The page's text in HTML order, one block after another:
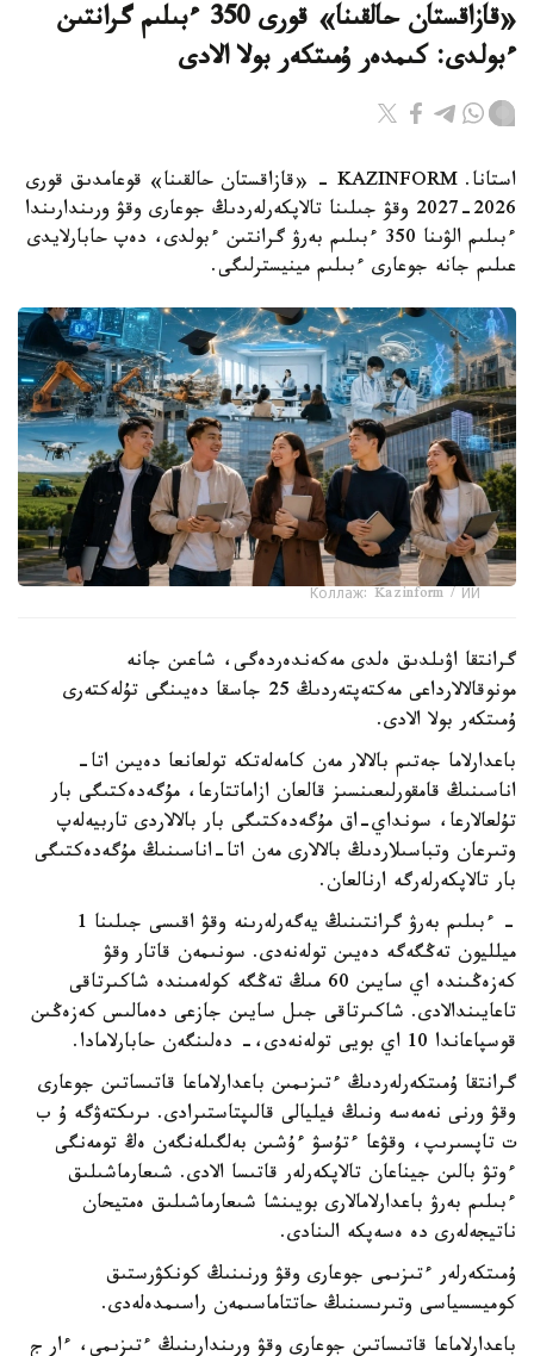
«قازاقستان حالقىنا» قورى 350 ءبىلىم گرانتىن
ءبولدى: كىمدەر ۇمىتكەر بولا الادى
استانا. KAZINFORM - «قازاقستان حالقىنا» قوعامدىق قورى
2026-2027 وقۋ جىلىنا تالاپكەرلەردىڭ جوعارى وقۋ ورىندارىندا
ءبىلىم الۋىنا 350 ءبىلىم بەرۋ گرانتىن ءبولدى، دەپ حابارلايدى
عىلىم جانە جوعارى ءبىلىم مينيسترلىگى.
Коллаж: Kazinform / ИИ
گرانتقا اۋىلدىق ەلدى مەكەندەردەگى، شاعىن جانە
مونوقالالارداعى مەكتەپتەردىڭ 25 جاسقا دەيىنگى تۇلەكتەرى
ۇمىتكەر بولا الادى.
باعدارلاما جەتىم بالالار مەن كامەلەتكە تولعانعا دەيىن اتا-
اناسىنىڭ قامقورلىعىنسىز قالعان ازاماتتارعا، مۇگەدەكتىگى بار
تۇلعالارعا، سونداي-اق مۇگەدەكتىگى بار بالالاردى تاربيەلەپ
وتىرعان وتباسىلاردىڭ بالالارى مەن اتا-اناسىنىڭ مۇگەدەكتىگى
بار تالاپكەرلەرگە ارنالعان.
- ءبىلىم بەرۋ گرانتىنىڭ يەگەرلەرىنە وقۋ اقىسى جىلىنا 1
ميلليون تەڭگەگە دەيىن تولەنەدى. سونىمەن قاتار وقۋ
كەزەڭىندە اي سايىن 60 مىڭ تەڭگە كولەمىندە شاكىرتاقى
تاعايىندالادى. شاكىرتاقى جىل سايىن جازعى دەمالىس كەزەڭىن
قوسپاعاندا 10 اي بويى تولەنەدى،- دەلىنگەن حابارلامادا.
گرانتقا ۇمىتكەرلەردىڭ ءتىزىمىن باعدارلاماعا قاتىساتىن جوعارى
وقۋ ورنى نەمەسە ونىڭ فيليالى قالىپتاستىرادى. ىرىكتەۋگە ۇ ب
ت تاپسىرىپ، وقۋعا ءتۇسۋ ءۇشىن بەلگىلەنگەن ەڭ تومەنگى
ءوتۋ بالىن جيناعان تالاپكەرلەر قاتىسا الادى. شىعارماشىلىق
ءبىلىم بەرۋ باعدارلامالارى بويىنشا شىعارماشىلىق ەمتيحان
ناتيجەلەرى دە ەسەپكە الىنادى.
ۇمىتكەرلەر ءتىزىمى جوعارى وقۋ ورنىنىڭ كونكۋرستىق
كوميسسياسى وتىرىسىنىڭ حاتتاماسىمەن راسىمدەلەدى.
باعدارلاماعا قاتىساتىن جوعارى وقۋ ورىندارىنىڭ ءتىزىمى، ءار ج